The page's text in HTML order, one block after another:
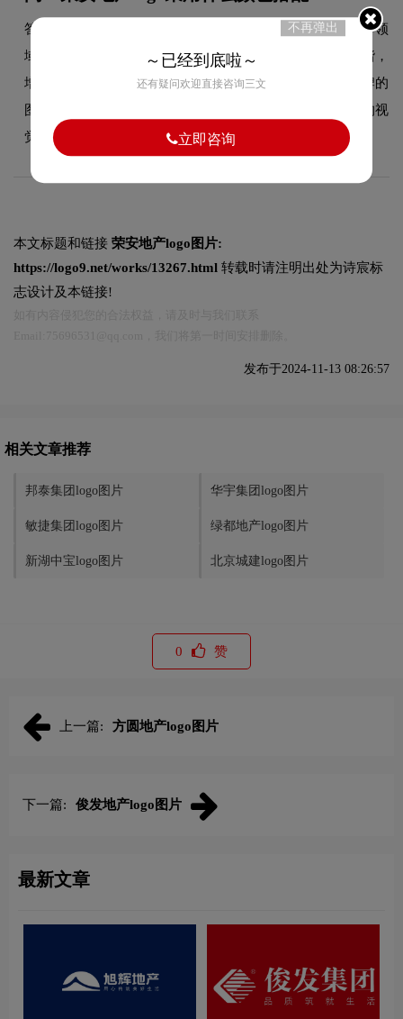
答：荣安地产品牌整体使用的色彩方案充分契合了其在品牌领
域的品牌定位，以双色搭配为主，主色与辅色既对比又和谐，
增强了品牌的现代感和时尚度。这种色彩选择既传递了品牌的
图形设计美学，又能有效吸引目标受众，使标志具有较强的视
觉辨识度。
本文标题和链接 荣安地产logo图片:
https://logo9.net/works/13267.html 转载时请注明出处为诗宸标
志设计及本链接!
发布于2024-11-13 08:26:57
相关文章推荐
邦泰集团logo图片 华宇集团logo图片
敏捷集团logo图片 绿都地产logo图片
新湖中宝logo图片 北京城建logo图片
0 赞
上一篇: 方圆地产logo图片
下一篇: 俊发地产logo图片
最新文章
不再弹出
～已经到底啦～
还有疑问欢迎直接咨询三文
立即咨询